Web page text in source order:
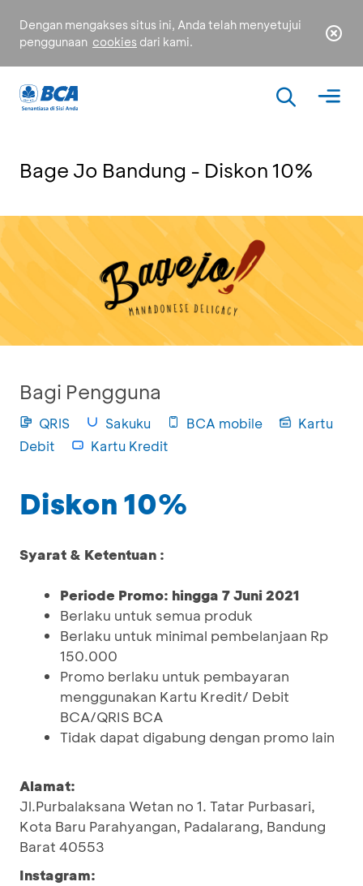
Dengan mengakses situs ini, Anda telah menyetujui
penggunaan cookies dari kami.
Bage Jo Bandung - Diskon 10%
Bagi Pengguna
QRIS Sakuku BCA mobile
Kartu
Debit
Kartu Kredit
Diskon 10%
Syarat & Ketentuan :
Periode Promo: hingga 7 Juni 2021
Berlaku untuk semua produk
Berlaku untuk minimal pembelanjaan Rp
150.000
Promo berlaku untuk pembayaran
menggunakan Kartu Kredit/ Debit
BCA/QRIS BCA
Tidak dapat digabung dengan promo lain
Alamat:
Jl.Purbalaksana Wetan no 1. Tatar Purbasari,
Kota Baru Parahyangan, Padalarang, Bandung
Barat 40553
Instagram: